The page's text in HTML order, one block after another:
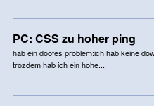
PC: CSS zu hoher ping
hab ein doofes problem:ich hab keine
trozdem hab ich ein hohe...